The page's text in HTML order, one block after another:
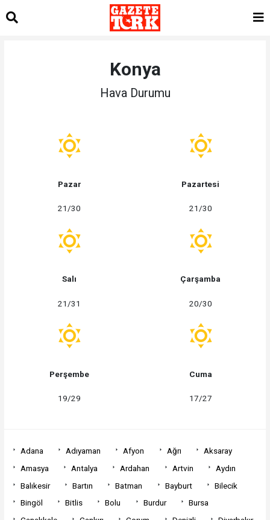
Konya
Hava Durumu
Pazar
21/30
Pazartesi
21/30
Salı
21/31
Çarşamba
20/30
Perşembe
19/29
Cuma
17/27
Adana Adıyaman Afyon Ağrı
Aksaray
Amasya
Antalya Ardahan Artvin
Aydın
Balıkesir
Bartın Batman Bayburt
Bilecik
Bingöl
Bitlis Bolu Burdur
Bursa